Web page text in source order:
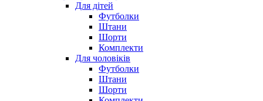
Для дітей
Футболки
Штани
Шорти
Комплекти
Для чоловіків
Футболки
Штани
Шорти